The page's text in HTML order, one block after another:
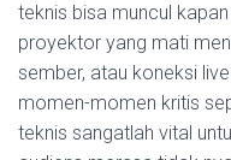
teknis bisa muncul
proyektor yang mati
sember, atau koneksi
momen-momen kritis
teknis sangatlah vital